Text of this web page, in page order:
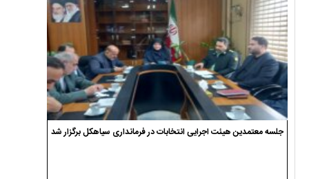
جلسه معتمدین هیئت اجرایی انتخابات در فرمانداری سیاهکل برگزار شد